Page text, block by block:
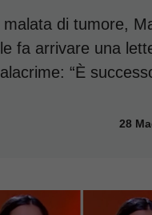
malata di tumore,
fa arrivare una
“È
28